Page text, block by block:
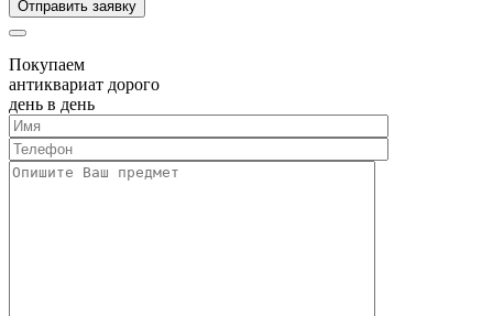
Покупаем
антиквариат дорого
день в день